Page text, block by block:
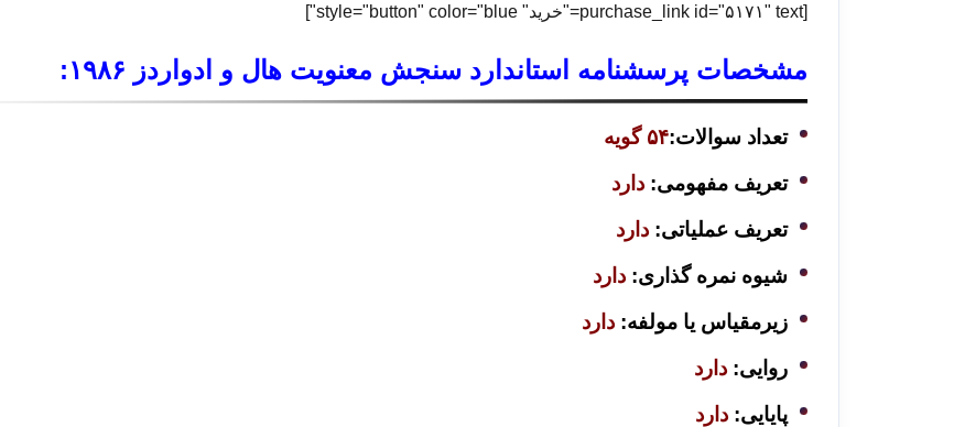
[purchase_link id="۵۱۷۱" text="خرید" style="button" color="blue"]
مشخصات پرسشنامه استاندارد سنجش معنویت هال و ادواردز ۱۹۸۶:
تعداد سوالات:۵۴ گویه
تعریف مفهومی: دارد
تعریف عملیاتی:دارد
شیوه نمره گذاری:دارد
زیرمقیاس یا مولفه:دارد
روایی:دارد
پایایی:دارد